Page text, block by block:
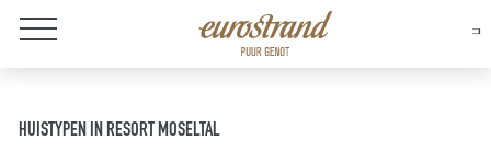
Over Eurostrand
HUISTYPEN IN RESORT MOSELTAL